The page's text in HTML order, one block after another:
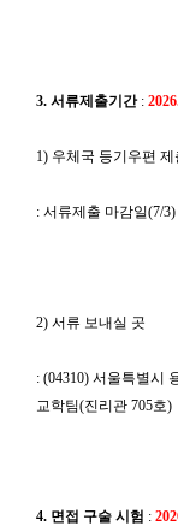
3. 서류제출기간:
1) 우체국 등기우편 제
: 서류제출 마감일(7/
2) 서류 보내실 곳
: (04310) 서울특별시
교학팀(진리관 705호)
4. 면접 구술 시험 :